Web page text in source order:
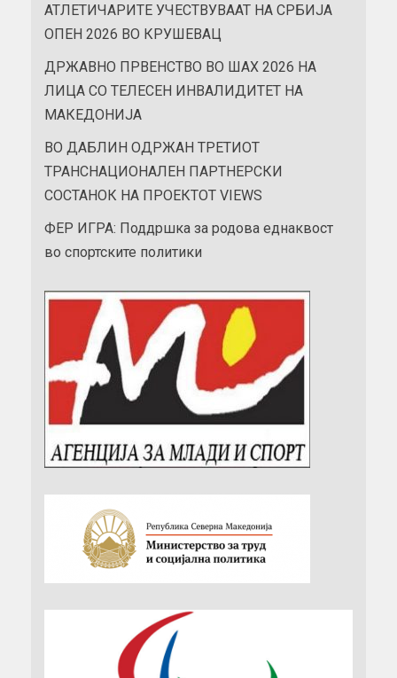
АТЛЕТИЧАРИТЕ УЧЕСТВУВААТ НА СРБИЈА
ОПЕН 2026 ВО КРУШЕВАЦ
ДРЖАВНО ПРВЕНСТВО ВО ШАХ 2026 НА
ЛИЦА СО ТЕЛЕСЕН ИНВАЛИДИТЕТ НА
МАКЕДОНИЈА
ВО ДАБЛИН ОДРЖАН ТРЕТИОТ
ТРАНСНАЦИОНАЛЕН ПАРТНЕРСКИ
СОСТАНОК НА ПРОЕКТОТ VIEWS
ФЕР ИГРА: Поддршка за родова еднаквост
во спортските политики